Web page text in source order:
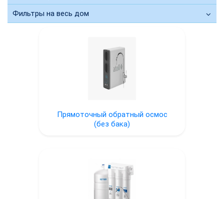
Фильтры на весь дом
Прямоточный обратный осмос
(без бака)